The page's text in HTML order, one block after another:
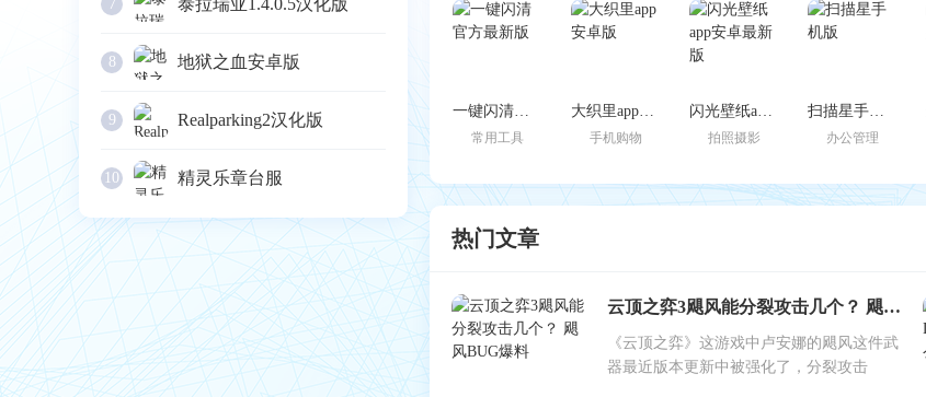
7 泰拉瑞亚1.4.0.5汉化版
8 地狱之血安卓版
9 Realparking2汉化版
10 精灵乐章台服
一键闪清官方最新版
常用工具
大织里app安卓版
手机购物
闪光壁纸app安卓最新版
拍照摄影
扫描星手机版
办公管理
热门文章
云顶之弈3飓风能分裂攻击几个？ 飓风BUG爆料
《云顶之弈》这游戏中卢安娜的飓风这件武
器最近版本更新中被强化了，分裂攻击